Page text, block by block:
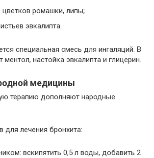
цветков ромашки, липы;
эвкалипта.
специальная смесь для ингаляций. В
ментол, настойка эвкалипта и глицерин.
медицины
терапию дополняют народные
для лечения бронхита:
вскипятить 0,5 л воды, добавить 2